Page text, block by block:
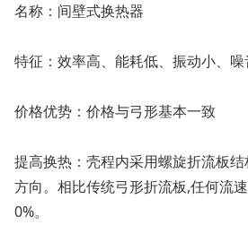
名称：间壁式换热器
特征：效率高、能耗低、振动小、
价格优势：价格与弓形基本一致
提高换热：壳程内采用螺旋折流板
方向。相比传统弓形折流板,任何流
0%。